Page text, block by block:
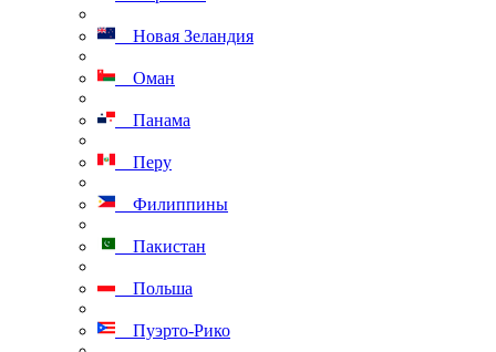
Новая Зеландия
Оман
Панама
Перу
Филиппины
Пакистан
Польша
Пуэрто-Рико